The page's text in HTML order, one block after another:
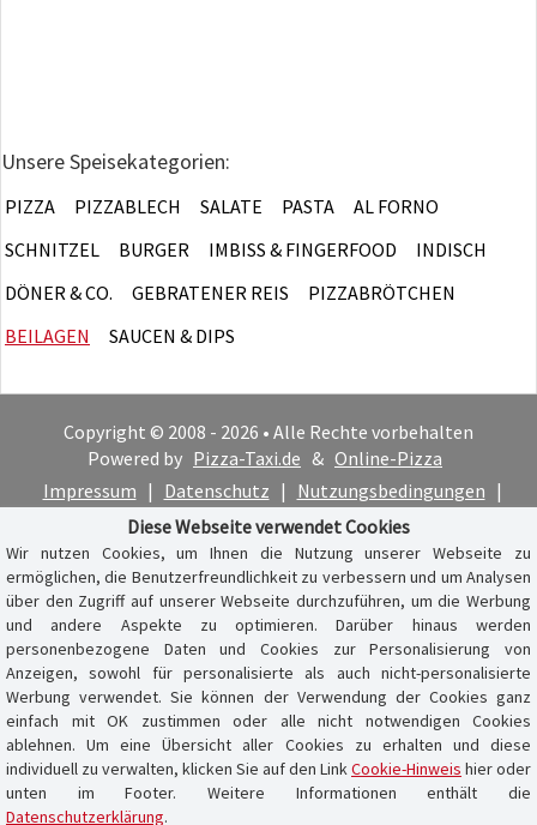
Unsere Speisekategorien:
PIZZA PIZZABLECH SALATE PASTA
AL FORNO
SCHNITZEL
BURGER IMBISS & FINGERFOOD
INDISCH
DÖNER & CO.
GEBRATENER REIS
PIZZABRÖTCHEN
BEILAGEN
SAUCEN & DIPS
Copyright © 2008 - 2026 • Alle Rechte vorbehalten
Powered by Pizza-Taxi.de & Online-Pizza
Impressum | Datenschutz | Nutzungsbedingungen |
Cookie-Hinweis
Diese Webseite verwendet Cookies
Wir nutzen Cookies, um Ihnen die Nutzung unserer Webseite zu
ermöglichen, die Benutzerfreundlichkeit zu verbessern und um Analysen
über den Zugriff auf unserer Webseite durchzuführen, um die Werbung
und andere Aspekte zu optimieren. Darüber hinaus werden
personenbezogene Daten und Cookies zur Personalisierung von
Anzeigen, sowohl für personalisierte als auch nicht-personalisierte
Werbung verwendet. Sie können der Verwendung der Cookies ganz
einfach mit OK zustimmen oder alle nicht notwendigen Cookies
ablehnen. Um eine Übersicht aller Cookies zu erhalten und diese
individuell zu verwalten, klicken Sie auf den LinkCookie-Hinweis hier oder
unten im Footer. Weitere Informationen enthält die
Datenschutzerklärung.